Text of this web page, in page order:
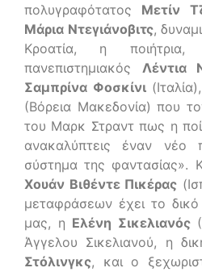
πολυγραφότατος Μετίν
Μάρια Ντεγιάνοβιτς,
Κροατία, η ποιήτρια,
πανεπιστημιακός Λέντια
Σαμπρίνα Φοσκίνι
(Βόρεια Μακεδονία) που
του Μαρκ Στραντ πως η
ανακαλύπτεις έναν νέο
σύστημα της φαντασίας».
Χουάν Βιθέντε Πικέρας
μεταφράσεων έχει το
μας, η Ελένη Σικελιανός
Άγγελου Σικελιανού, η
Στόλινγκς, και ο